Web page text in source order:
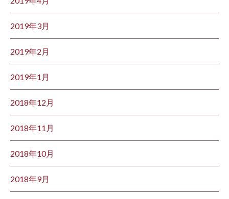
2019年3月
2019年2月
2019年1月
2018年12月
2018年11月
2018年10月
2018年9月